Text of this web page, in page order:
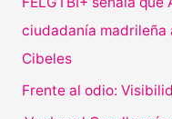
ciudadanía madrileña
Cibeles
Frente al odio: